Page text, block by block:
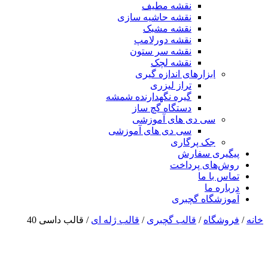
نقشه مطیف
نقشه حاشیه سازی
نقشه مشبک
نقشه دورلامپ
نقشه سر ستون
نقشه لچک
ابزارهای اندازه گیری
تراز لیزری
گیره نگهدارنده شمشه
دستگاه گچ ساز
سی دی های آموزشی
سی دی های آموزشی
جک پرگاری
پیگیری سفارش
روش‌های پرداخت
تماس با ما
درباره ما
آموزشگاه گچبری
خانه / فروشگاه / قالب گچبری / قالب ژله ای / قالب داسی 40